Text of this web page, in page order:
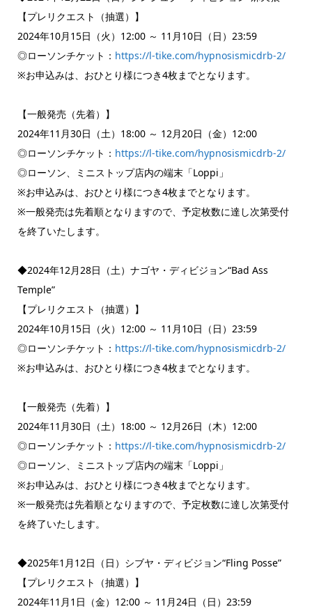
【プレリクエスト（抽選）】
2024年10月15日（火）12:00 ～ 11月10日（日）23:59
◎ローソンチケット： https://l-tike.com/hypnosismicdrb-2/
※お申込みは、おひとり様につき4枚までとなります。
【一般発売（先着）】
2024年11月30日（土）18:00 ～ 12月20日（金）12:00
◎ローソンチケット： https://l-tike.com/hypnosismicdrb-2/
◎ローソン、ミニストップ店内の端末「Loppi」
※お申込みは、おひとり様につき4枚までとなります。
※一般発売は先着順となりますので、予定枚数に達し次第受付
を終了いたします。
◆2024年12月28日（土）ナゴヤ・ディビジョン“Bad Ass
Temple”
【プレリクエスト（抽選）】
2024年10月15日（火）12:00 ～ 11月10日（日）23:59
◎ローソンチケット： https://l-tike.com/hypnosismicdrb-2/
※お申込みは、おひとり様につき4枚までとなります。
【一般発売（先着）】
2024年11月30日（土）18:00 ～ 12月26日（木）12:00
◎ローソンチケット： https://l-tike.com/hypnosismicdrb-2/
◎ローソン、ミニストップ店内の端末「Loppi」
※お申込みは、おひとり様につき4枚までとなります。
※一般発売は先着順となりますので、予定枚数に達し次第受付
を終了いたします。
◆2025年1月12日（日）シブヤ・ディビジョン“Fling Posse”
【プレリクエスト（抽選）】
2024年11月1日（金）12:00 ～ 11月24日（日）23:59